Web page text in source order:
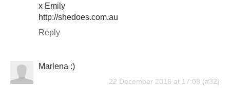
x Emily
http://shedoes.com.au
Reply
Marlena :)
22 December 2016 at 17:08